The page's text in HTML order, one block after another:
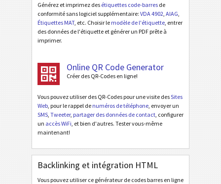
Générez et imprimez des étiquettes code-barres de
conformité sans logiciel supplémentaire: VDA 4902 AIAG
Étiquettes MAT, etc. Choisir le modèle de l'étiquette , entrer
des données de l'étiquette et générer un PDF prête à
imprimer.
Online QR Code Generator
Créer des QR-Codes en ligne!
Vous pouvez utiliser des QR-Codes pour une visite desSites
Web , pour le rappel de numéros de téléphone , envoyer un
SMS Tweeter, partager des données de contact , configurer
un accès WiFi , et bien d'autres. Tester vous-même
maintenant!
Backlinking et intégration HTML
Vous pouvez utiliser ce générateur de codes barres en ligne